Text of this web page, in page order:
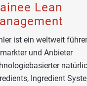
Lean
ist ein weltweit
und Anbieter
Ingredient